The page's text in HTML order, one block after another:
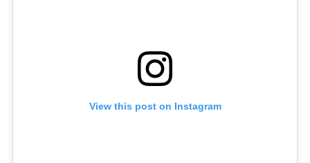
View this post on Instagram